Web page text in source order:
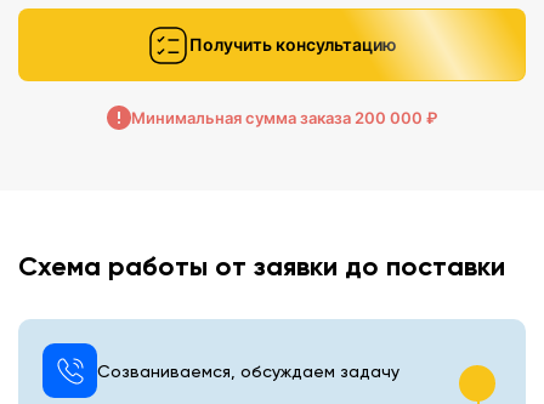
Получить консультацию
Минимальная сумма заказа 200 000 ₽
Схема работы от заявки до поставки
Созваниваемся, обсуждаем задачу